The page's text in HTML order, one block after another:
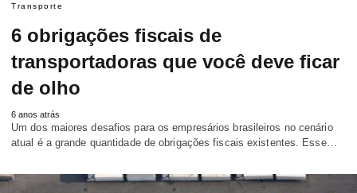
Transporte
6 obrigações fiscais de
transportadoras que você deve ficar
de olho
6 anos atrás
Um dos maiores desafios para os empresários brasileiros no cenário
atual é a grande quantidade de obrigações fiscais existentes. Esse…